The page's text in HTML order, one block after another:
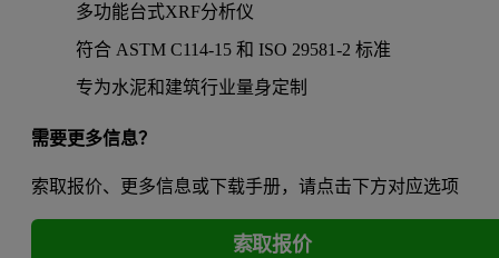
多功能台式XRF分析仪
符合 ASTM C114-15 和 ISO 29581-2 标准
专为水泥和建筑行业量身定制
需要更多信息？
索取报价、更多信息或下载手册，请点击下方对应选项
索取报价